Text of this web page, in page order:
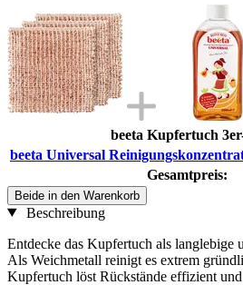
beeta Kupfertuch
beeta Universal
Gesamtpreis:
Beide in den Warenkorb
Beschreibung
Entdecke das Kupfertuch als langlebige
Als Weichmetall reinigt es extrem
Kupfertuch löst Rückstände effizient